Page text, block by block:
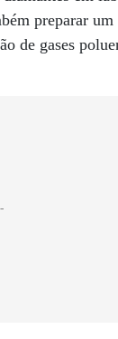
preparar
de gases